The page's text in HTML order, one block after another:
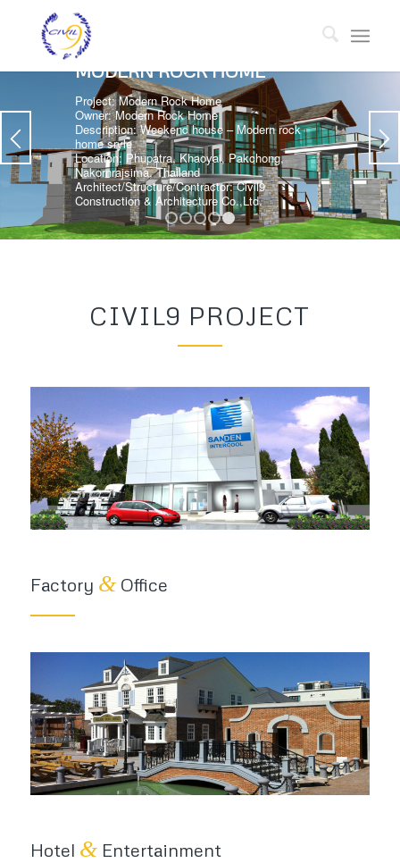
MODERN ROCK HOME
Project: Modern Rock Home
Owner: Modern Rock Home
Description: Weekend house – Modern rock
home sryle
Location: Phupatra, Khaoyai, Pakchong,
Nakornrajsima, Thailand
Architect/Structure/Contractor: Civil9
Construction & Architecture Co.,Ltd.
1 2 3 4 5
CIVIL9 PROJECT
Factory &Office
Hotel &Entertainment